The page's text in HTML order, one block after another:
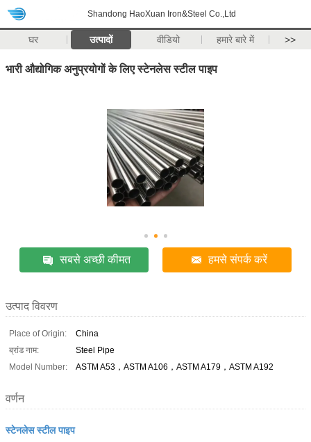
Shandong HaoXuan Iron&Steel Co.,Ltd
घर उत्पादों वीडियो हमारे बारे में >>
भारी औद्योगिक अनुप्रयोगों के लिए स्टेनलेस स्टील पाइप
सबसे अच्छी कीमत हमसे संपर्क करें
उत्पाद विवरण
Place of Origin:
China
ब्रांड नाम:
Steel Pipe
Model Number:
ASTM A53，ASTM A106，ASTM A179，ASTM A192
वर्णन
स्टेनलेस स्टील पाइप